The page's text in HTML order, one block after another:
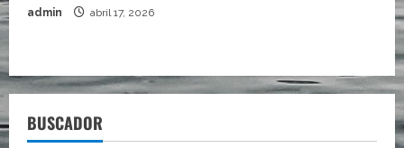
admin abril 17, 2026
BUSCADOR